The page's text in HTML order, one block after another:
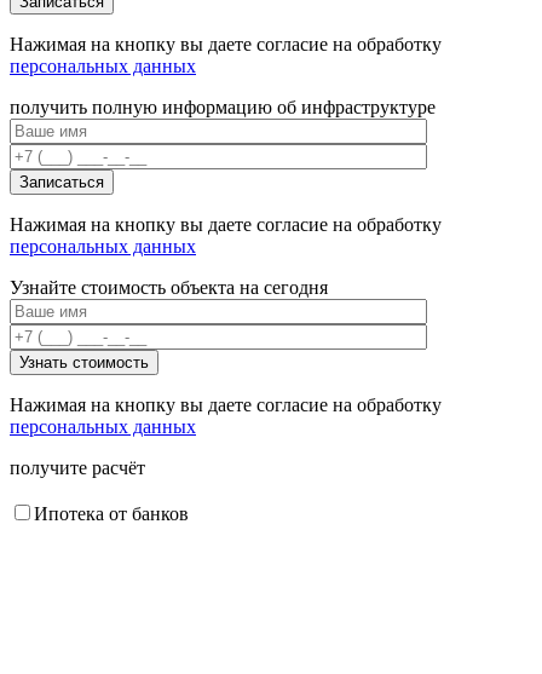
Нажимая на кнопку вы даете согласие на обработку
персональных данных
получить полную информацию об инфраструктуре
Нажимая на кнопку вы даете согласие на обработку
персональных данных
Узнайте стоимость объекта на сегодня
Нажимая на кнопку вы даете согласие на обработку
персональных данных
получите расчёт
Ипотека от банков